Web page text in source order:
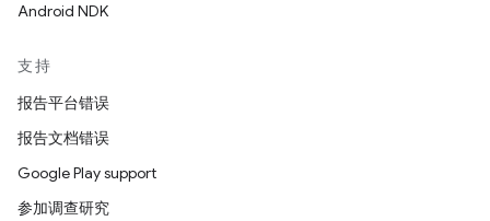
Android NDK
支持
报告平台错误
报告文档错误
Google Play support
参加调查研究